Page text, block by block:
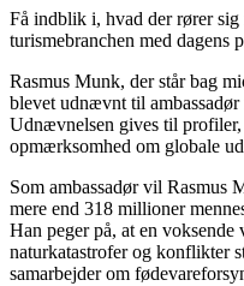
Få indblik i, hvad der rører sig
turismebranchen med dagens
Rasmus Munk, der står bag
blevet udnævnt til
Udnævnelsen gives til
opmærksomhed om globale
Som ambassadør vil Rasmus
mere end 318 millioner
Han peger på, at en
naturkatastrofer og konflikter
samarbejder om